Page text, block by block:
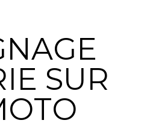
SUR